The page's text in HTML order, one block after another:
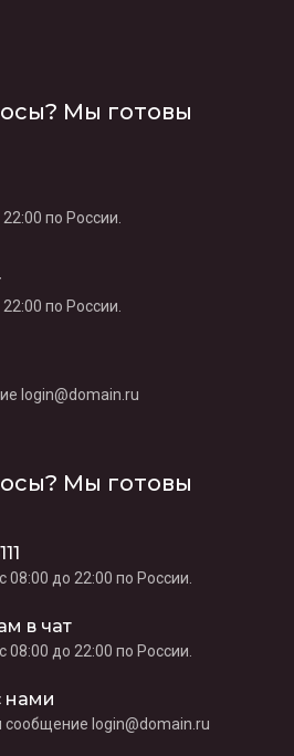
Мы готовы
по России.
по России.
login@domain.ru
Мы готовы
08:00 до 22:00 по России.
в чат
08:00 до 22:00 по России.
нами
сообщение login@domain.ru